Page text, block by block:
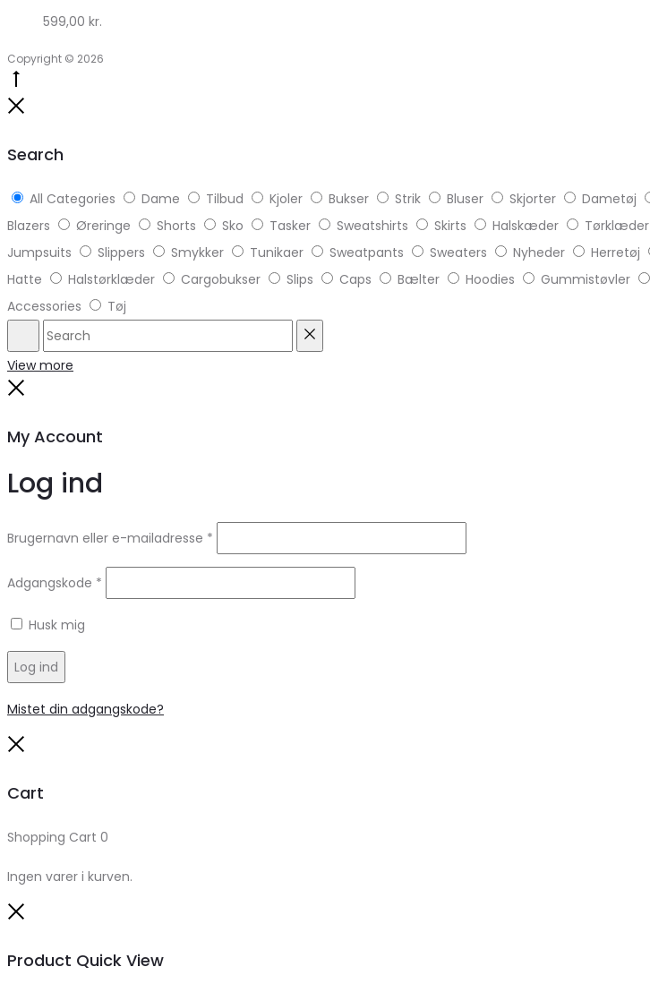
599,00 kr.
Copyright © 2026
Search
All Categories Dame Tilbud Kjoler Bukser Strik Bluser Skjorter Dametøj
Blazers
Øreringe Shorts Sko Tasker Sweatshirts Skirts Halskæder Tørklæder
Jumpsuits
Slippers Smykker Tunikaer Sweatpants Sweaters Nyheder Herretøj
Hatte
Halstørklæder Cargobukser Slips Caps Bælter Hoodies Gummistøvler
Accessories
Tøj
Search
View more
My Account
Log ind
Brugernavn eller e-mailadresse *
Adgangskode *
Husk mig
Log ind
Mistet din adgangskode?
Cart
Shopping Cart 0
Ingen varer i kurven.
Product Quick View